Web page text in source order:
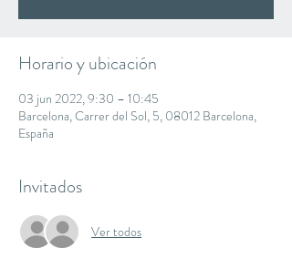
Horario y ubicación
03 jun 2022, 9:30 – 10:45
Barcelona, Carrer del Sol, 5, 08012 Barcelona,
España
Invitados
Ver todos